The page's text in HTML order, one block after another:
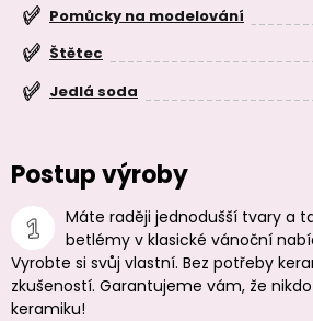
Pomůcky na modelování
Štětec
Jedlá soda
Postup výroby
Máte raději jednodušší tvary a
betlémy v klasické vánoční
Vyrobte si svůj vlastní. Bez potřeby
zkušeností. Garantujeme vám, že
keramiku!